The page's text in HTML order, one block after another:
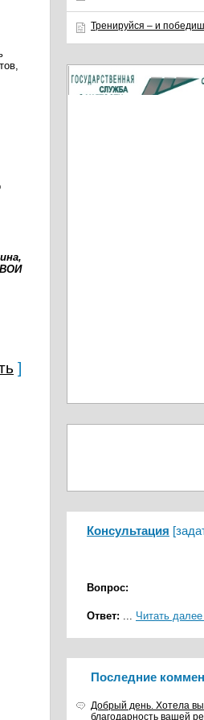
]
Тренируйся – и
Консультация [
Вопрос:
Ответ: ... Читать
Последние
Добрый день. Хотела
благодарность вашей